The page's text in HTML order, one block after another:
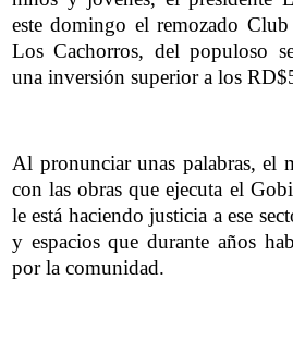
este domingo el remozado
Los Cachorros, del populoso
una inversión superior a los
Al pronunciar unas palabras, el
con las obras que ejecuta el
le está haciendo justicia a ese
y espacios que durante años
por la comunidad.